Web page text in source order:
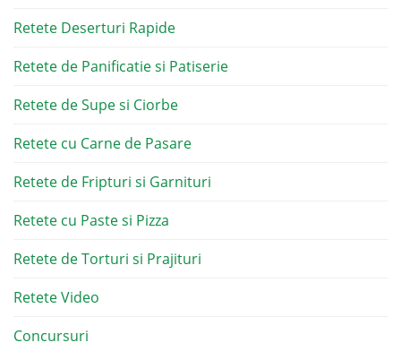
Retete Deserturi Rapide
Retete de Panificatie si Patiserie
Retete de Supe si Ciorbe
Retete cu Carne de Pasare
Retete de Fripturi si Garnituri
Retete cu Paste si Pizza
Retete de Torturi si Prajituri
Retete Video
Concursuri